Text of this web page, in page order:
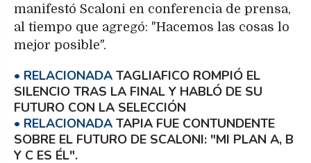
manifestó Scaloni en conferencia de prensa,
al tiempo que agregó: "Hacemos las cosas lo
mejor posible".
TAGLIAFICO ROMPIÓ EL
SILENCIO TRAS LA FINAL Y HABLÓ DE SU
FUTURO CON LA SELECCIÓN
TAPIA FUE CONTUNDENTE
SOBRE EL FUTURO DE SCALONI: "MI PLAN A, B
Y C ES ÉL".